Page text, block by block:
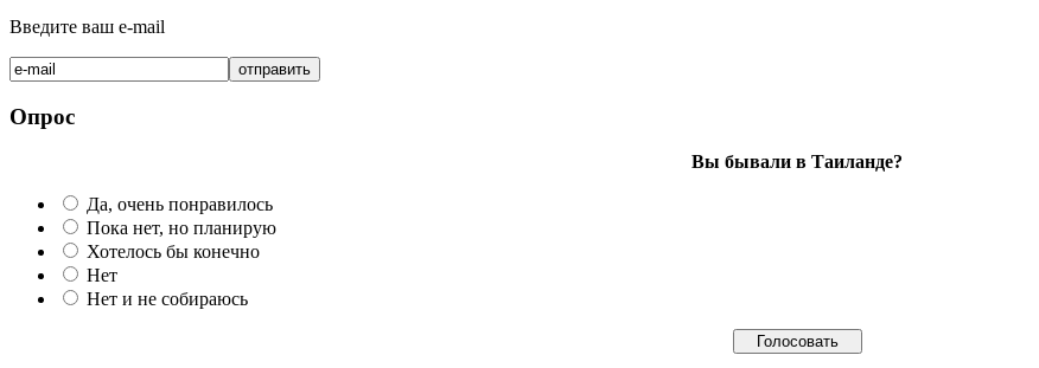
Введите ваш e-mail
Опрос
Вы бывали в Таиланде?
Да, очень понравилось
Пока нет, но планирую
Хотелось бы конечно
Нет
Нет и не собираюсь